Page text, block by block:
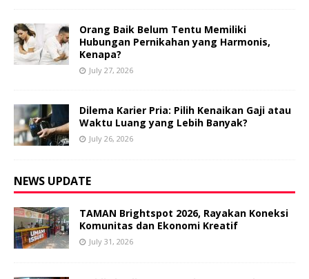
Orang Baik Belum Tentu Memiliki
Hubungan Pernikahan yang Harmonis,
Kenapa?
July 27, 2026
Dilema Karier Pria: Pilih Kenaikan Gaji atau
Waktu Luang yang Lebih Banyak?
July 26, 2026
NEWS UPDATE
TAMAN Brightspot 2026, Rayakan Koneksi
Komunitas dan Ekonomi Kreatif
July 31, 2026